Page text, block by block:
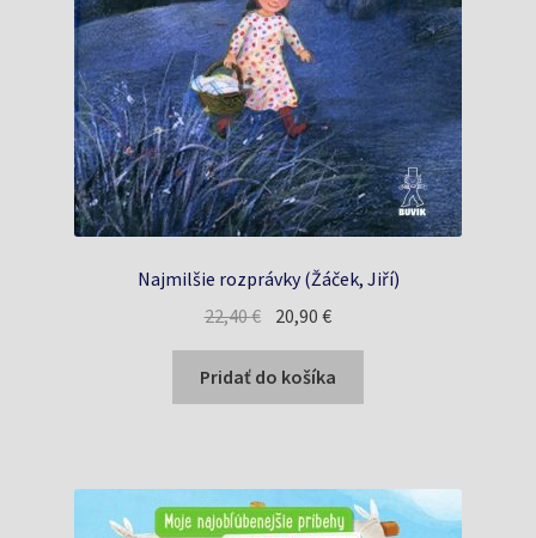
Najmilšie rozprávky (Žáček, Jiří)
22,40€ Pôvodná
bola:
22,40 €.
20,90€Aktuálna
je:
20,90 €.
Pridať do košíka